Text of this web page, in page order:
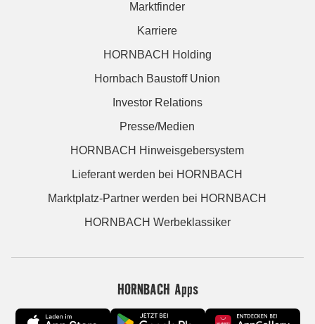
Marktfinder
Karriere
HORNBACH Holding
Hornbach Baustoff Union
Investor Relations
Presse/Medien
HORNBACH Hinweisgebersystem
Lieferant werden bei HORNBACH
Marktplatz-Partner werden bei HORNBACH
HORNBACH Werbeklassiker
HORNBACH Apps